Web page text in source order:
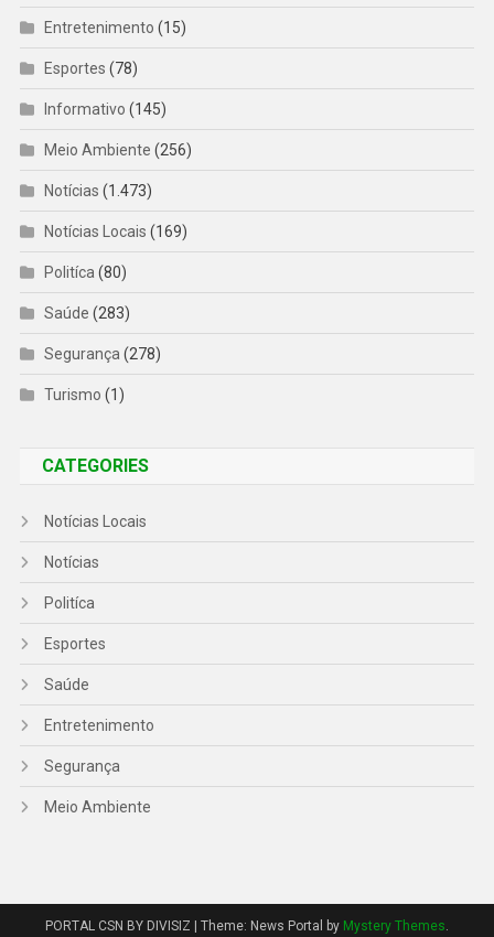
Entretenimento (15)
Esportes (78)
Informativo (145)
Meio Ambiente (256)
Notícias (1.473)
Notícias Locais (169)
Politíca (80)
Saúde (283)
Segurança (278)
Turismo (1)
CATEGORIES
Notícias Locais
Notícias
Politíca
Esportes
Saúde
Entretenimento
Segurança
Meio Ambiente
PORTAL CSN BY DIVISIZ | Theme: News Portal by Mystery Themes